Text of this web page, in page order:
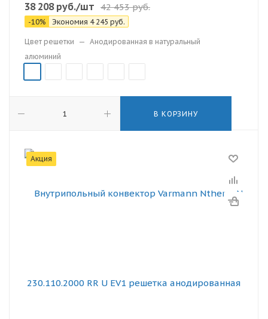
38 208руб./шт 42 453руб.
-10% Экономия 4 245 руб.
Цвет решетки — Анодированная в натуральный
алюминий
В КОРЗИНУ
Акция